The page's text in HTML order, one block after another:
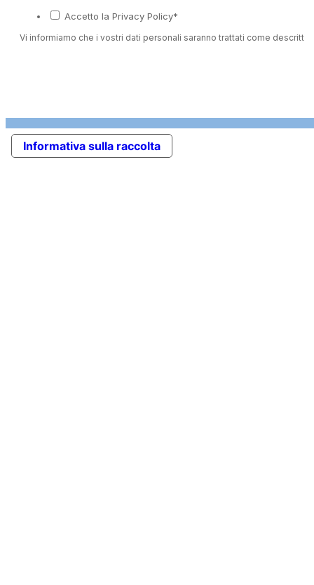
Accetto la Privacy Policy*
Vi informiamo che i vostri dati personali saranno trattati come descritto
Informativa sulla raccolta